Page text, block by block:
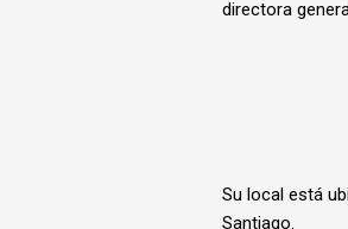
directora
Su local está
Santiago.